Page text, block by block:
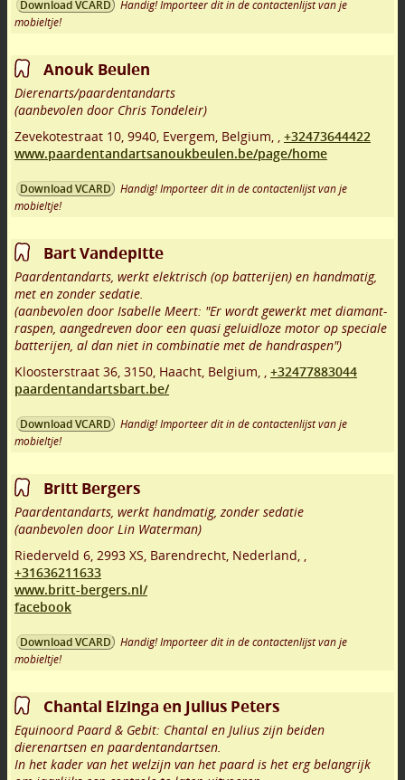
Download VCARD
Handig! Importeer dit in de contactenlijst van je
mobieltje!
Anouk Beulen
Dierenarts/paardentandarts
(aanbevolen door Chris Tondeleir)
Zevekotestraat 10 9940 Evergem Belgium,
+32473644422
www.paardentandartsanoukbeulen.be/page/home
Download VCARD
Handig! Importeer dit in de contactenlijst van je
mobieltje!
Bart Vandepitte
Paardentandarts, werkt elektrisch (op batterijen) en handmatig,
met en zonder sedatie.
(aanbevolen door Isabelle Meert: "Er wordt gewerkt met diamant-
raspen, aangedreven door een quasi geluidloze motor op speciale
batterijen, al dan niet in combinatie met de handraspen")
Kloosterstraat 36 3150 Haacht Belgium,
+32477883044
paardentandartsbart.be/
Download VCARD
Handig! Importeer dit in de contactenlijst van je
mobieltje!
Britt Bergers
Paardentandarts, werkt handmatig, zonder sedatie
(aanbevolen door Lin Waterman)
Riederveld 6 2993 XS Barendrecht Nederland,
+31636211633
www.britt-bergers.nl/
facebook
Download VCARD
Handig! Importeer dit in de contactenlijst van je
mobieltje!
Chantal Elzinga en Julius Peters
Equinoord Paard & Gebit: Chantal en Julius zijn beiden
dierenartsen en paardentandartsen.
In het kader van het welzijn van het paard is het erg belangrijk